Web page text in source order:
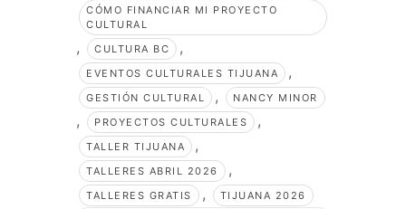
CÓMO FINANCIAR MI PROYECTO
CULTURAL
, CULTURA BC ,
EVENTOS CULTURALES TIJUANA ,
GESTIÓN CULTURAL , NANCY MINOR
, PROYECTOS CULTURALES ,
TALLER TIJUANA ,
TALLERES ABRIL 2026 ,
TALLERES GRATIS , TIJUANA 2026